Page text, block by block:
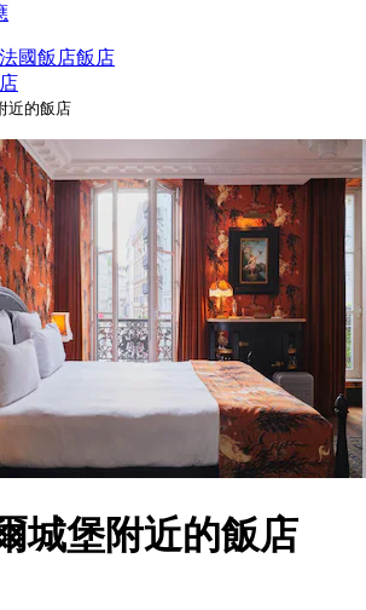
法國飯店飯店
近的飯店
城堡附近的飯店